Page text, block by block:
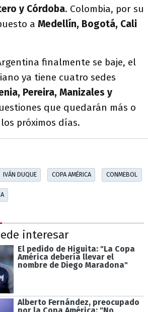
y Córdoba. Colombia, por su
a Medellín, Bogotá, Cali
finalmente se baje, el
ya tiene cuatro sedes
Pereira, Manizales y
que quedarán más o
próximos días.
IVÁN DUQUE COPA AMÉRICA CONMEBOL
interesar
El pedido de Higuita: "La Copa
América debería llevar el
nombre de Diego Maradona"
Alberto Fernández, preocupado